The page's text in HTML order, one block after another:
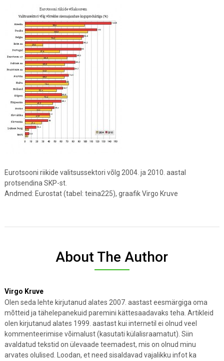
Eurotsooni riikide valitsussektori võlg 2004. ja 2010. aastal
protsendina SKP-st.
Andmed: Eurostat (tabel: teina225), graafik Virgo Kruve
About The Author
Virgo Kruve
Olen seda lehte kirjutanud alates 2007. aastast eesmärgiga oma
mõtteid ja tähelepanekuid paremini kättesaadavaks teha. Artikleid
olen kirjutanud alates 1999. aastast kui internetil ei olnud veel
kommenteerimise võimalust (kasutati külalisraamatut). Siin
avaldatud tekstid on ülevaade teemadest, mis on olnud minu
arvates olulised. Loodan, et need sisaldavad vajalikku infot ka